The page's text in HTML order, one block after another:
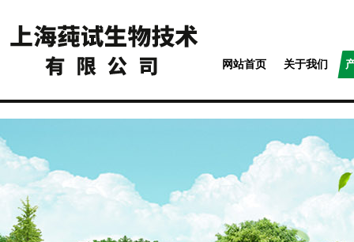
网站首页 关于我们